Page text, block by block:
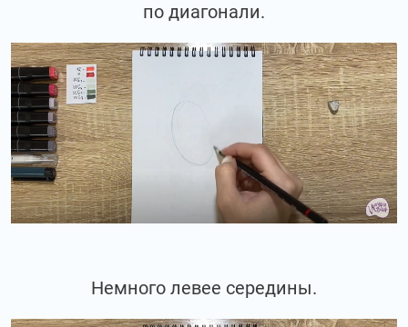
по диагонали.
Немного левее середины.